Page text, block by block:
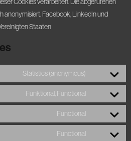
anonymisiert. Facebook, LinkedIn und
Staaten
Statistics (anonymous)
Funktional, Functional
Functional
Functional